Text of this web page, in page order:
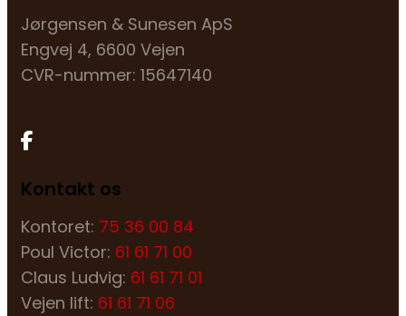
Jørgensen & Sunesen ApS
Engvej 4, 6600 Vejen
CVR-nummer: 15647140
Kontakt os
Kontoret: 75 36 00 84
Poul Victor: 61 61 71 00
Claus Ludvig: 61 61 71 01
Vejen lift: 61 61 71 06